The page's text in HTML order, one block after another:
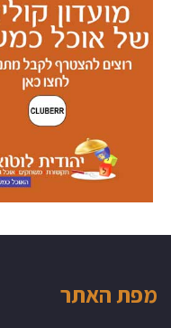
מפת האתר